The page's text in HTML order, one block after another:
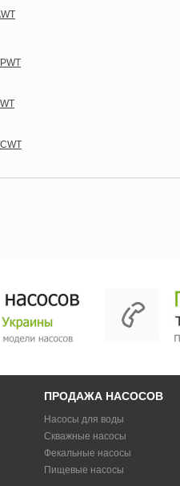
ПРОДАЖА НАСОСОВ
Насосы для воды
Скважные насосы
Фекальные насосы
Пищевые насосы